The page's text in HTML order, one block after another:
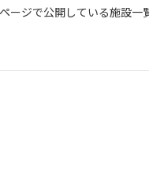
ージで公開している施設一